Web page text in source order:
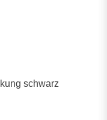
schwarz